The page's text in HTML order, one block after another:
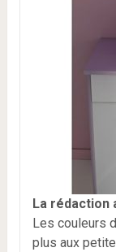
La rédaction
Les couleurs
plus aux